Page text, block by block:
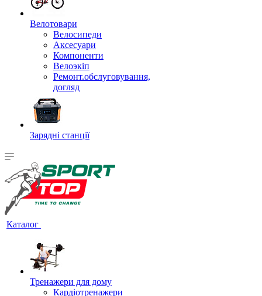
Велотовари
Велосипеди
Аксесуари
Компоненти
Велоэкіп
Ремонт.обслуговування,
догляд
Зарядні станції
Каталог
Тренажери для дому
Кардіотренажери